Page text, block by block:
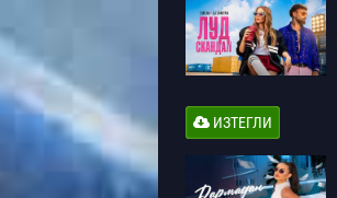
ИЗТЕГЛИ